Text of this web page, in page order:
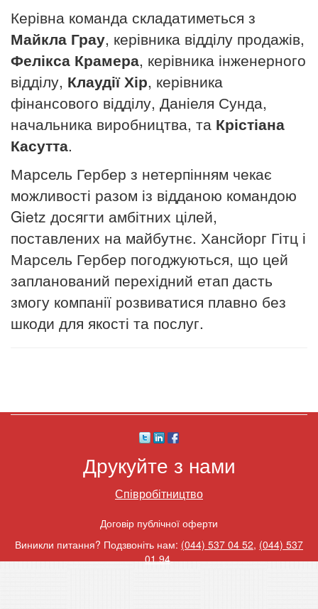
Керівна команда складатиметься з
Майкла Грау, керівника відділу продажів,
Фелікса Крамера, керівника інженерного
відділу, Клаудії Хір, керівника
фінансового відділу, Даніеля Сунда,
начальника виробництва, та Крістіана
Касутта.
Марсель Гербер з нетерпінням чекає
можливості разом із відданою командою
Gietz досягти амбітних цілей,
поставлених на майбутнє. Хансйорг Гітц і
Марсель Гербер погоджуються, що цей
запланований перехідний етап дасть
змогу компанії розвиватися плавно без
шкоди для якості та послуг.
Друкуйте з нами
Співробітництво
Договір публічної оферти
Виникли питання? Подзвоніть нам: (044) 537 04 52, (044) 537
01 94.